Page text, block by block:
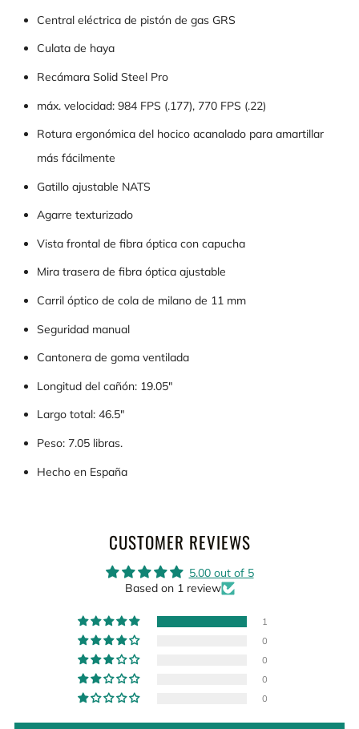
Central eléctrica de pistón de gas GRS
Culata de haya
Recámara Solid Steel Pro
máx. velocidad: 984 FPS (.177), 770 FPS (.22)
Rotura ergonómica del hocico acanalado para amartillar
más fácilmente
Gatillo ajustable NATS
Agarre texturizado
Vista frontal de fibra óptica con capucha
Mira trasera de fibra óptica ajustable
Carril óptico de cola de milano de 11 mm
Seguridad manual
Cantonera de goma ventilada
Longitud del cañón: 19.05"
Largo total: 46.5"
Peso: 7.05 libras.
Hecho en España
CUSTOMER REVIEWS
5.00 out of 5
Based on 1 review
1
0
0
0
0